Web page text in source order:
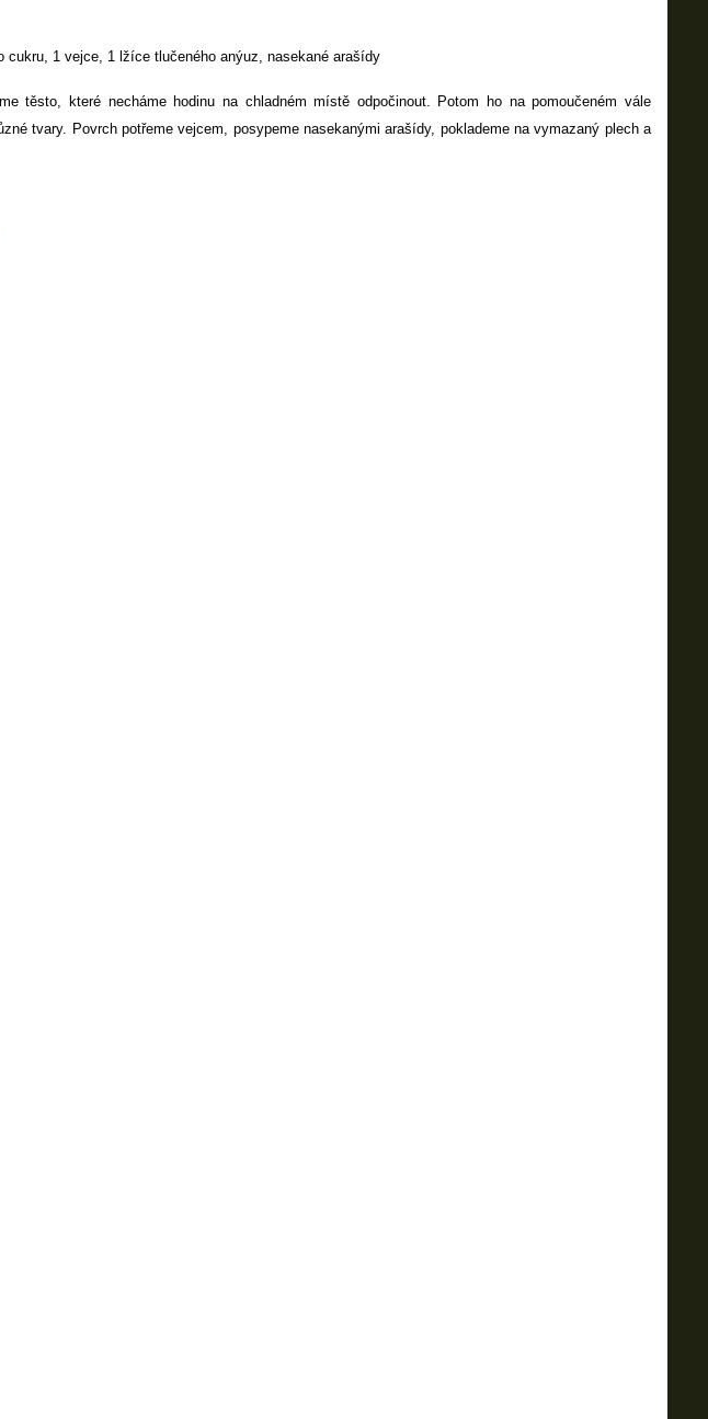
cukru, 1 vejce, 1 lžíce tlučeného anýuz, nasekané arašídy
těsto, které necháme hodinu na chladném místě odpočinout. Potom ho na pomoučeném vále
tvary. Povrch potřeme vejcem, posypeme nasekanými arašídy, poklademe na vymazaný plech a